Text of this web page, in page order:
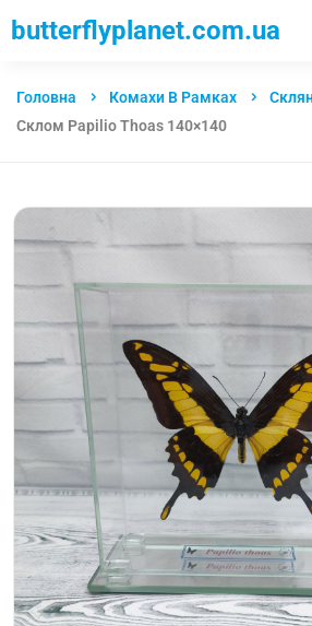
butterflyplanet.com.ua
Головна Комахи В Рамках
Склом Papilio Thoas 140×140